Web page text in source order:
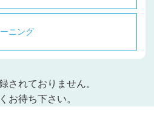
ニング
されておりません。
お待ち下さい。